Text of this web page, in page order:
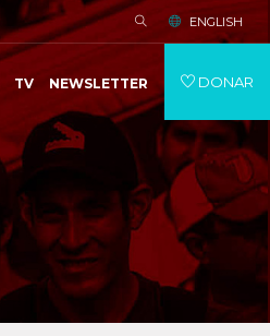
ENGLISH
TV NEWSLETTER DONAR